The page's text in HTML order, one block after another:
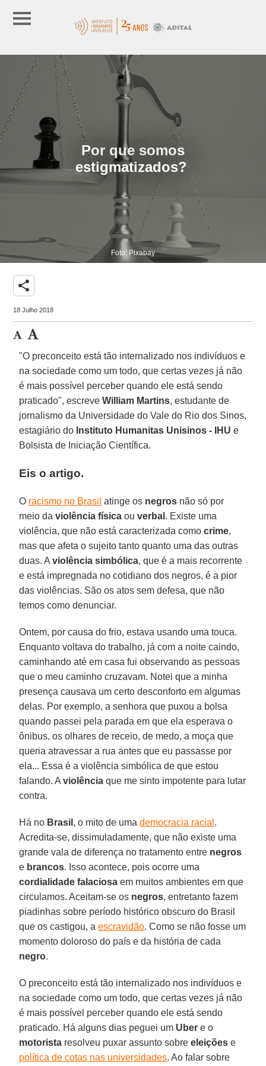
Por que somos
estigmatizados?
Foto: Pixabay
share
18 Julho 2018
"O preconceito está tão internalizado nos indivíduos e
na sociedade como um todo, que certas vezes já não
é mais possível perceber quando ele está sendo
praticado", escreveWilliam Martins, estudante de
jornalismo da Universidade do Vale do Rio dos Sinos,
estagiário do Instituto Humanitas Unisinos - IHU e
Bolsista de Iniciação Científica.
Eis o artigo.
O racismo no Brasil atinge os negros não só por
meio daviolência física ouverbal . Existe uma
violência, que não está caracterizada comocrime,
mas que afeta o sujeito tanto quanto uma das outras
duas. Aviolência simbólica, que é a mais recorrente
e está impregnada no cotidiano dos negros, é a pior
das violências. São os atos sem defesa, que não
temos como denunciar.
Ontem, por causa do frio, estava usando uma touca.
Enquanto voltava do trabalho, já com a noite caindo,
caminhando até em casa fui observando as pessoas
que o meu caminho cruzavam. Notei que a minha
presença causava um certo desconforto em algumas
delas. Por exemplo, a senhora que puxou a bolsa
quando passei pela parada em que ela esperava o
ônibus, os olhares de receio, de medo, a moça que
queria atravessar a rua antes que eu passasse por
ela... Essa é a violência simbólica de que estou
falando. Aviolência que me sinto impotente para lutar
contra.
Há no Brasil , o mito de umademocracia racial .
Acredita-se, dissimuladamente, que não existe uma
grande vala de diferença no tratamento entre negros
e brancos. Isso acontece, pois ocorre uma
cordialidade falaciosa em muitos ambientes em que
circulamos. Aceitam-se os negros, entretanto fazem
piadinhas sobre período histórico obscuro do Brasil
que os castigou, aescravidão. Como se não fosse um
momento doloroso do país e da história de cada
negro.
O preconceito está tão internalizado nos indivíduos e
na sociedade como um todo, que certas vezes já não
é mais possível perceber quando ele está sendo
praticado. Há alguns dias peguei um Uber e o
motorista resolveu puxar assunto sobreeleições e
política de cotas nas universidades. Ao falar sobre